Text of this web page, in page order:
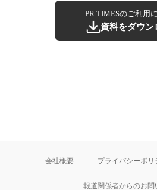
PR TIMESのご利用
資料をダウン
会社概要 プライバシーポリ
報道関係者からのお問